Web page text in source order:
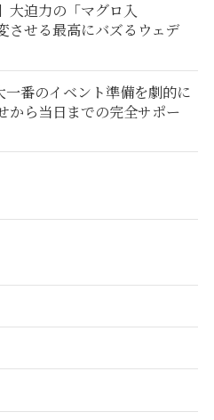
大迫力の「マグロ入
させる最高にバズるウェデ
一番のイベント準備を劇的に
から当日までの完全サポー